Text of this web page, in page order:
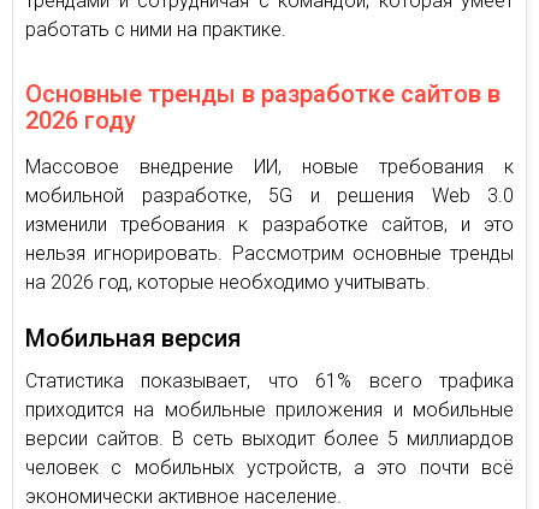
работать с ними на практике.
Основные тренды в разработке сайтов в
2026 году
Массовое внедрение ИИ, новые требования к
мобильной разработке, 5G и решения Web 3.0
изменили требования к разработке сайтов, и это
нельзя игнорировать. Рассмотрим основные тренды
на 2026 год, которые необходимо учитывать.
Мобильная версия
Статистика показывает, что 61% всего трафика
приходится на мобильные приложения и мобильные
версии сайтов. В сеть выходит более 5 миллиардов
человек с мобильных устройств, а это почти всё
экономически активное население.